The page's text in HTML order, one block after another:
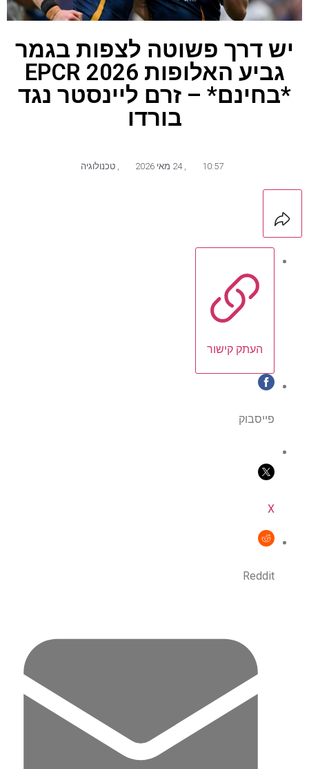
יש דרך פשוטה לצפות בגמר
גביע האלופות EPCR 2026
*בחינם* – זרם ליינסטר נגד
בורדו
10:57 24 מאי 2026 טכנולוגיה
העתק קישור
פייסבוק
X
Reddit